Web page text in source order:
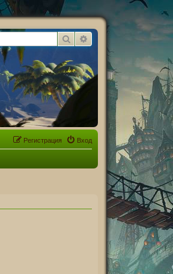
Поиск Расширенный поиск
Вход
Регистрация